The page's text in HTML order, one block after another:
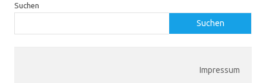
Suchen
Suchen
Impressum